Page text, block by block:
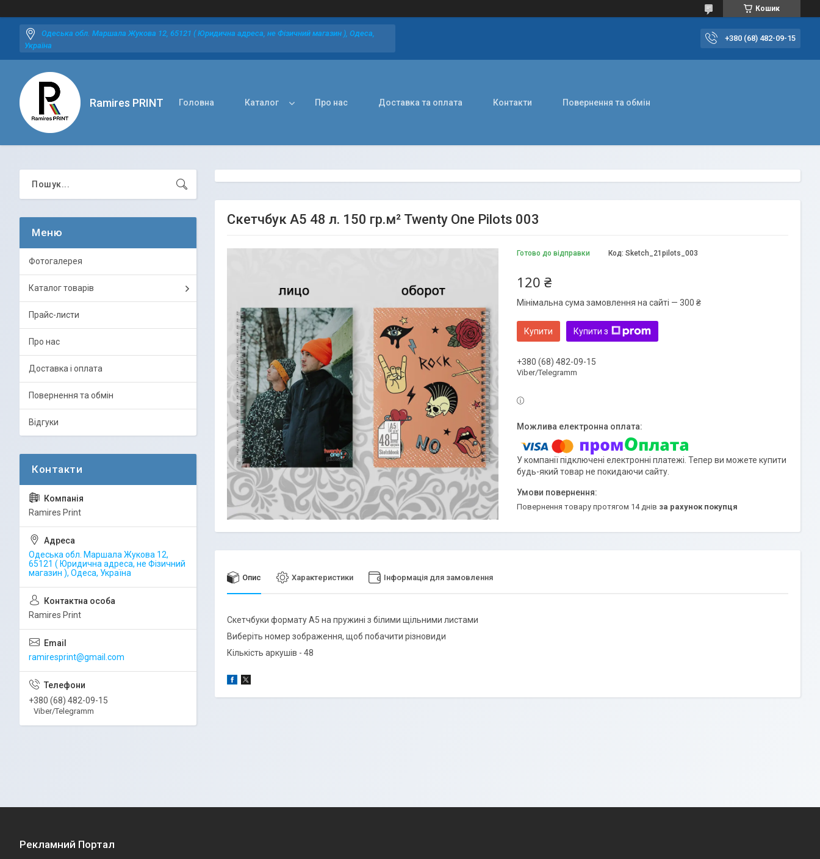
Кошик
Одеська обл. Маршала Жукова 12, 65121 ( Юридична адреса, не Фізичний магазин ), Одеса,
Україна
+380 (68) 482-09-15
Ramires PRINT Головна Каталог Про нас Доставка та оплата Контакти Повернення та обмін
Скетчбук А5 48 л. 150 гр.м² Twenty One Pilots 003
Готово до відправки Код: Sketch_21pilots_003
120 ₴
Мінімальна сума замовлення на сайті — 300 ₴
Купити Купити з
+380 (68) 482-09-15
Viber/Telegramm
У компанії підключені електронні платежі. Тепер ви можете купити
будь-який товар не покидаючи сайту.
повернення товару протягом 14 днів за рахунок покупця
Опис Характеристики Інформація для замовлення
Скетчбуки формату А5 на пружині з білими щільними листами
Виберіть номер зображення, щоб побачити різновиди
Кількість аркушів - 48
Фотогалерея
Каталог товарів
Прайс-листи
Про нас
Доставка і оплата
Повернення та обмін
Відгуки
Ramires Print
Одеська обл. Маршала Жукова 12,
65121 ( Юридична адреса, не Фізичний
магазин ), Одеса, Україна
Ramires Print
ramiresprint@gmail.com
+380 (68) 482-09-15
Viber/Telegramm
Рекламний Портал